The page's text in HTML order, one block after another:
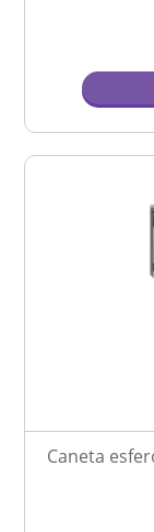
Caneta